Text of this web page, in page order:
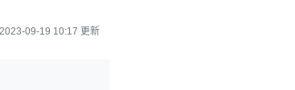
2023-09-19 10:17 更新